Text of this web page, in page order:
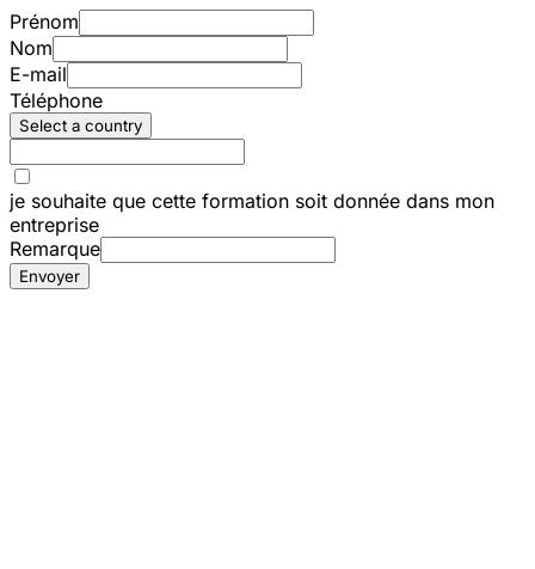
Prénom
Nom
E-mail
Téléphone
Select a country
je souhaite que cette formation soit donnée dans mon
entreprise
Remarque
Envoyer